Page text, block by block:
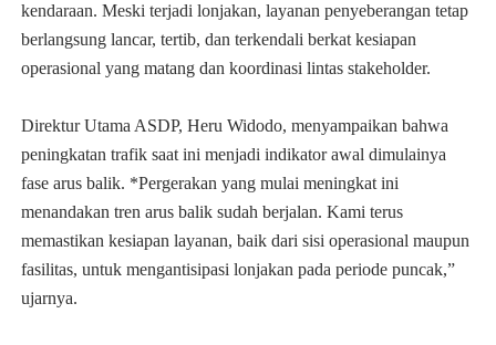
kendaraan. Meski terjadi lonjakan, layanan penyeberangan tetap
berlangsung lancar, tertib, dan terkendali berkat kesiapan
operasional yang matang dan koordinasi lintas stakeholder.
Direktur Utama ASDP, Heru Widodo, menyampaikan bahwa
peningkatan trafik saat ini menjadi indikator awal dimulainya
fase arus balik. *Pergerakan yang mulai meningkat ini
menandakan tren arus balik sudah berjalan. Kami terus
memastikan kesiapan layanan, baik dari sisi operasional maupun
fasilitas, untuk mengantisipasi lonjakan pada periode puncak,”
ujarnya.